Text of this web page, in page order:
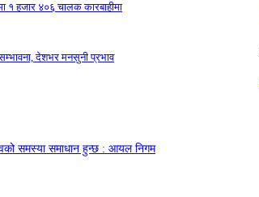
१ हजार ४०६ चालक कारबाहीमा
सम्भावना, देशभर मनसुनी प्रभाव
समस्या समाधान हुन्छ : आयल निगम